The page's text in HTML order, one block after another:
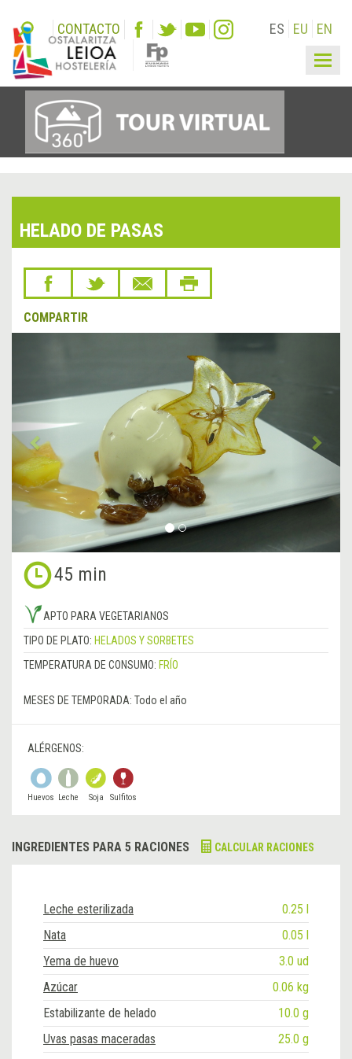
CONTACTO ES EU EN
HELADO DE PASAS
COMPARTIR
45 min
APTO PARA VEGETARIANOS
TIPO DE PLATO: HELADOS Y SORBETES
TEMPERATURA DE CONSUMO: FRÍO
MESES DE TEMPORADA: Todo el año
ALÉRGENOS:
Huevos Leche Soja Sulfitos
INGREDIENTES PARA 5 RACIONES CALCULAR RACIONES
Leche esterilizada
0.25 l
Nata
0.05 l
Yema de huevo
3.0 ud
Azúcar
0.06 kg
Estabilizante de helado
10.0 g
Uvas pasas maceradas
25.0 g